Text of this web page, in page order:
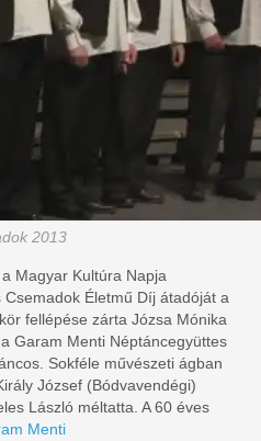
2013
Magyar Kultúra Napja
Életmű Díj átadóját a
fellépése zárta Józsa Mónika
Garam Menti Néptáncegyüttes
Sokféle művészeti ágban
József (Bódvavendégi)
László méltatta. A 60 éves
Menti